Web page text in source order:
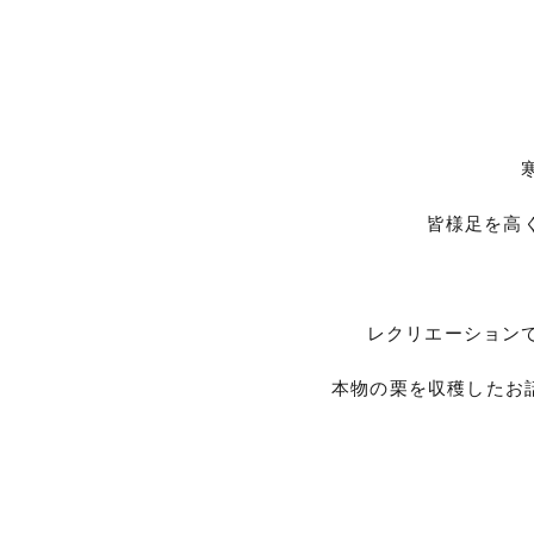
皆様足を高
レクリエーション
本物の栗を収穫したお